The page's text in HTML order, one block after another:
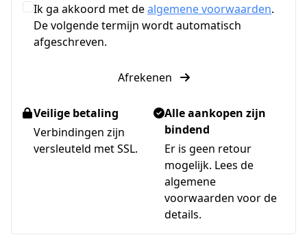
Ik ga akkoord met dealgemene voorwaarden.
De volgende termijn wordt automatisch
afgeschreven.
Afrekenen
Veilige betaling
Verbindingen zijn
versleuteld met SSL.
Alle aankopen zijn
bindend
Er is geen retour
mogelijk. Lees de
algemene
voorwaarden voor de
details.